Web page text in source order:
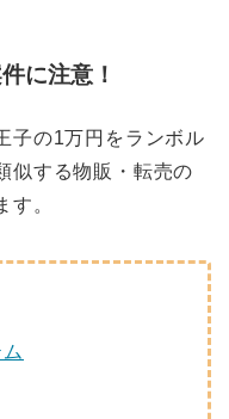
に注意！
子の1万円をランボル
似する物販・転売の
す。